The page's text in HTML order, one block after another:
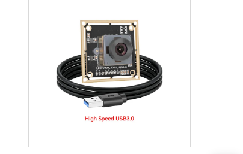
كاميرا صغيرة قابلة للتوصيل
والتشغيل فوراً